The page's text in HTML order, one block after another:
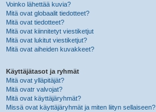
Voinko lähettää kuvia?
Mitä ovat globaalit tiedotteet?
Mitä ovat tiedotteet?
Mitä ovat kiinnitetyt viestiketjut
Mitä ovat lukitut viestiketjut?
Mitä ovat aiheiden kuvakkeet?
Käyttäjätasot ja ryhmät
Mitä ovat ylläpitäjät?
Mitä ovatr valvojat?
Mitä ovat käyttäjäryhmät?
Missä ovat käyttäjäryhmät ja miten liityn sellaiseen?